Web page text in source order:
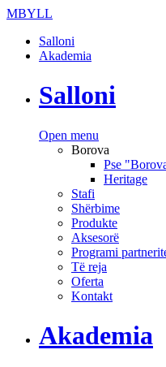
MBYLL
Salloni
Akademia
Salloni
Open menu
Borova
Pse
Heritage
Stafi
Shërbime
Produkte
Aksesorë
Programi
Të reja
Oferta
Kontakt
Akademia